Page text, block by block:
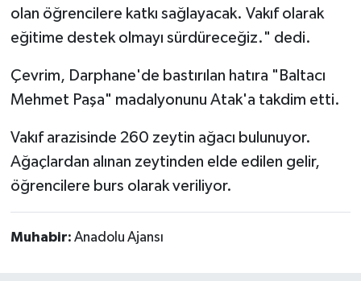
olan öğrencilere katkı sağlayacak. Vakıf olarak
eğitime destek olmayı sürdüreceğiz." dedi.
Çevrim, Darphane'de bastırılan hatıra "Baltacı
Mehmet Paşa" madalyonunu Atak'a takdim etti.
Vakıf arazisinde 260 zeytin ağacı bulunuyor.
Ağaçlardan alınan zeytinden elde edilen gelir,
öğrencilere burs olarak veriliyor.
Muhabir: Anadolu Ajansı